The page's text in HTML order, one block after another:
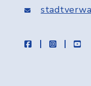
facebookinstagram